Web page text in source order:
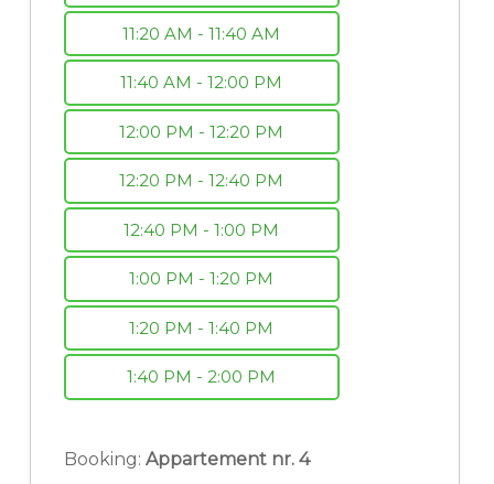
11:20 AM - 11:40 AM
11:40 AM - 12:00 PM
12:00 PM - 12:20 PM
12:20 PM - 12:40 PM
12:40 PM - 1:00 PM
1:00 PM - 1:20 PM
1:20 PM - 1:40 PM
1:40 PM - 2:00 PM
Booking: Appartement nr. 4